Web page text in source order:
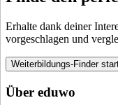
Erhalte dank deiner
vorgeschlagen und
Weiterbildungs-Finder
Über eduwo